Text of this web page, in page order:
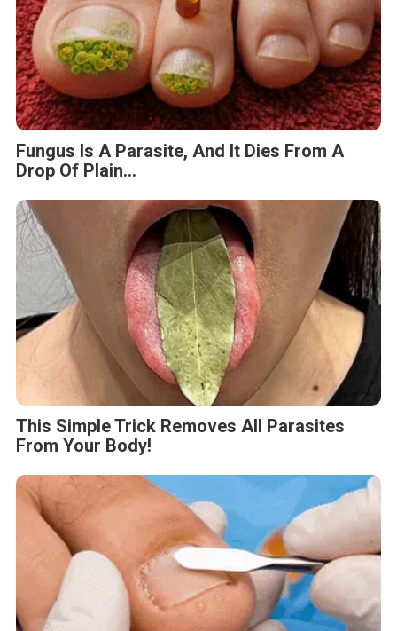
Fungus Is A Parasite, And It Dies From A
Drop Of Plain...
This Simple Trick Removes All Parasites
From Your Body!
Fungus Dries Up And Falls Off After The
First Use